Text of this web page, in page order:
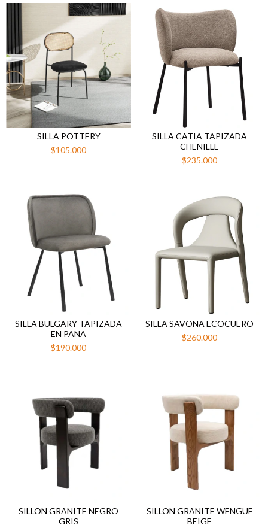
SILLA POTTERY
$105.000
SILLA CATIA TAPIZADA
CHENILLE
$235.000
SILLA BULGARY TAPIZADA
EN PANA
$190.000
SILLA SAVONA ECOCUERO
$260.000
SILLON GRANITE NEGRO
GRIS
SILLON GRANITE WENGUE
BEIGE